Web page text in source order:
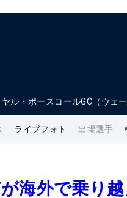
ヤル・ポースコールGC（ウェー
ライブフォト 出場選手
海外で乗り